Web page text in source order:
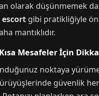
olarak düşünmemek
gibi pratikliğiyle
mantıklıdır.
Mesafeler İçin
noktaya
güvenlik her